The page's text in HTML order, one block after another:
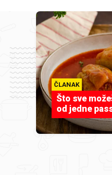
ČLANAK
Što sve
od jedne